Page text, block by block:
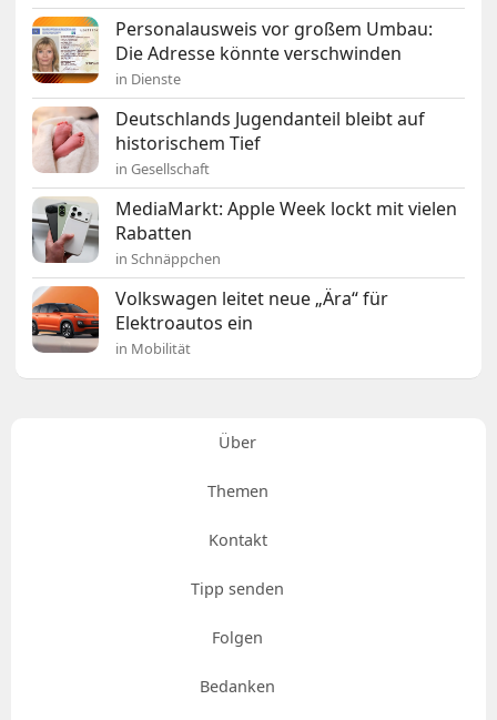
Personalausweis vor großem Umbau:
Die Adresse könnte verschwinden
in Dienste
Deutschlands Jugendanteil bleibt auf
historischem Tief
in Gesellschaft
MediaMarkt: Apple Week lockt mit vielen
Rabatten
in Schnäppchen
Volkswagen leitet neue „Ära“ für
Elektroautos ein
in Mobilität
Über
Themen
Kontakt
Tipp senden
Folgen
Bedanken